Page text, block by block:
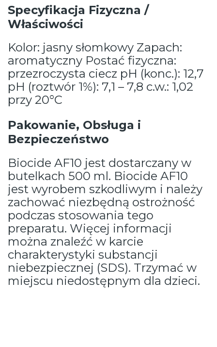
Specyfikacja Fizyczna /
Właściwości
Kolor: jasny słomkowy Zapach:
aromatyczny Postać fizyczna:
przezroczysta ciecz pH (konc.): 12,7
pH (roztwór 1%): 7,1 – 7,8 c.w.: 1,02
przy 20°C
Pakowanie, Obsługa i
Bezpieczeństwo
Biocide AF10 jest dostarczany w
butelkach 500 ml. Biocide AF10
jest wyrobem szkodliwym i należy
zachować niezbędną ostrożność
podczas stosowania tego
preparatu. Więcej informacji
można znaleźć w karcie
charakterystyki substancji
niebezpiecznej (SDS). Trzymać w
miejscu niedostępnym dla dzieci.